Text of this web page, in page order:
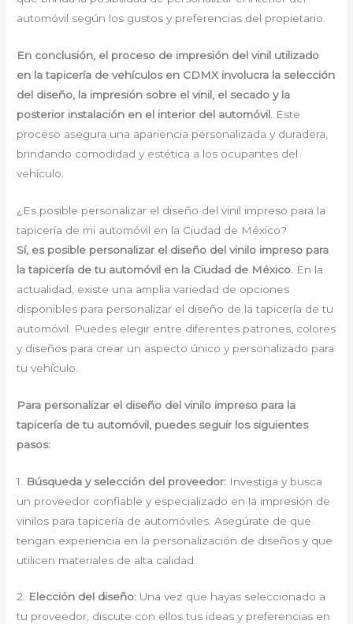
automóvil según los gustos y preferencias del propietario.
En conclusión, el proceso de impresión del vinil utilizado
en la tapicería de vehículos en CDMX involucra la selección
del diseño, la impresión sobre el vinil, el secado y la
posterior instalación en el interior del automóvil. Este
proceso asegura una apariencia personalizada y duradera,
brindando comodidad y estética a los ocupantes del
vehículo.
¿Es posible personalizar el diseño del vinil impreso para la
tapicería de mi automóvil en la Ciudad de México?
Sí, es posible personalizar el diseño del vinilo impreso para
la tapicería de tu automóvil en la Ciudad de México. En la
actualidad, existe una amplia variedad de opciones
disponibles para personalizar el diseño de la tapicería de tu
automóvil. Puedes elegir entre diferentes patrones, colores
y diseños para crear un aspecto único y personalizado para
tu vehículo.
Para personalizar el diseño del vinilo impreso para la
tapicería de tu automóvil, puedes seguir los siguientes
pasos:
1. Búsqueda y selección del proveedor: Investiga y busca
un proveedor confiable y especializado en la impresión de
vinilos para tapicería de automóviles. Asegúrate de que
tengan experiencia en la personalización de diseños y que
utilicen materiales de alta calidad.
2. Elección del diseño: Una vez que hayas seleccionado a
tu proveedor, discute con ellos tus ideas y preferencias en